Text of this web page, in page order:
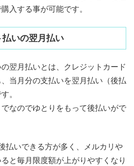
入する事が可能です。
払いの翌月払い
翌月払いとは、クレジットカード
当月分の支払いを翌月払い（後払
。
なのでゆとりをもって後払いがで
払いできる方が多く、メルカリや
と毎月限度額が上がりやすくなり